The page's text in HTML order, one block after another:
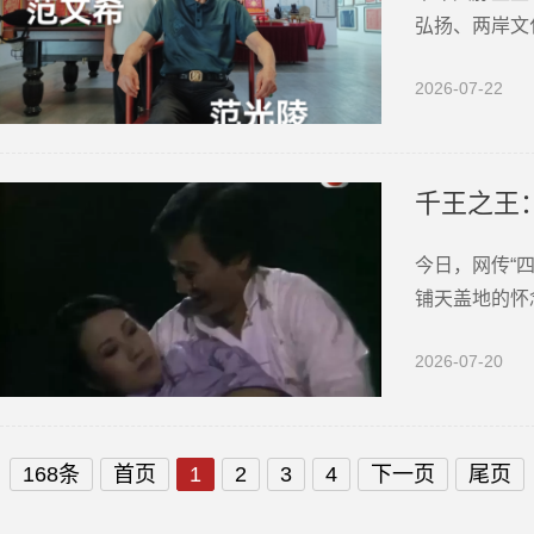
弘扬、两岸
相范仲淹第
2026-07-22
千王之王
今日，网传“
铺天盖地的
影视界的，
2026-07-20
168条 首页 1 2 3 4 下一页 尾页